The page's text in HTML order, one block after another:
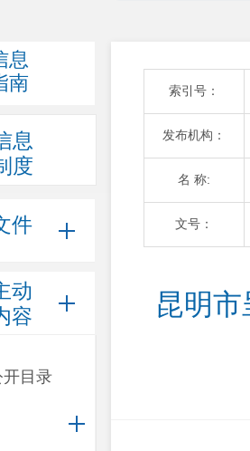
息
南
息
度
件
动
容
目录
索引号：
发布机构：
名 称:
文号：
昆明